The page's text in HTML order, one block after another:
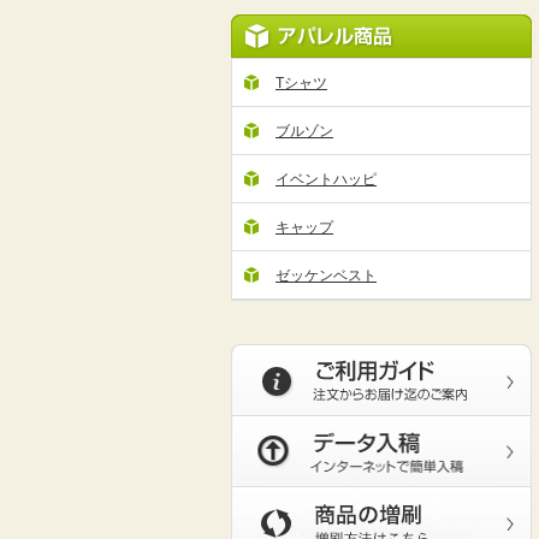
Tシャツ
ブルゾン
イベントハッピ
キャップ
ゼッケンベスト